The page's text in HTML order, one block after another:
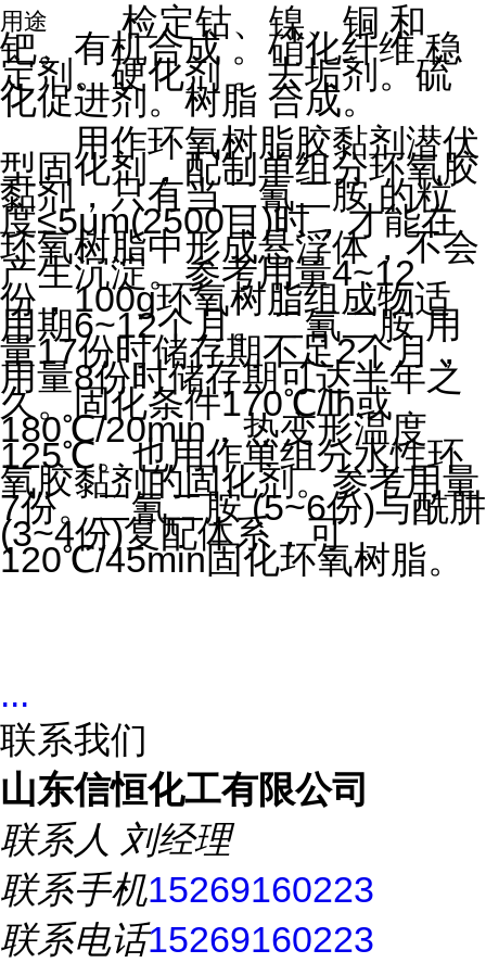
用途 检定钴、镍、铜 和
钯。有机合成 。硝化纤维 稳
定剂。硬化剂 。去垢剂。硫
化促进剂。树脂 合成。
用作环氧树脂胶黏剂潜伏
型固化剂，配制单组分环氧胶
黏剂，只有当二氰二胺 的粒
度≤5μm(2500目)时，才能在
环氧树脂中形成悬浮体，不会
产生沉淀。参考用量4~12
份，100g环氧树脂组成物适
用期6~12个月。二氰二胺 用
量17份时储存期不足2个月，
用量8份时储存期可达半年之
久。固化条件170℃/lh或
180℃/20min，热变形温度
125℃。也用作单组分水性环
氧胶黏剂的固化剂。参考用量
7份。二氰二胺 (5~6份)与酰肼
(3~4份)复配体系，可
120℃/45min固化环氧树脂。
...
联系我们
山东信恒化工有限公司
联系人 刘经理
联系手机15269160223
联系电话15269160223